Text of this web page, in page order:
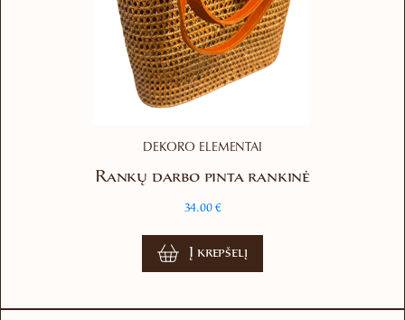
DEKORO ELEMENTAI
Rankų darbo pinta rankinė
34.00 €
Į krepšelį